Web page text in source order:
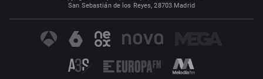
San Sebastián de los Reyes, 28703 Madrid